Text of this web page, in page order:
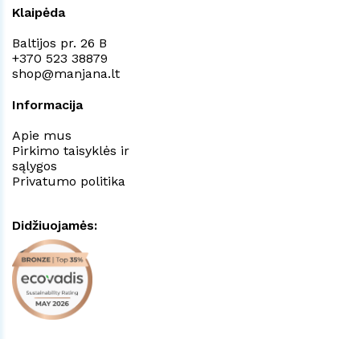
Klaipėda
Baltijos pr. 26 B
+370 523 38879
shop@manjana.lt
Informacija
Apie mus
Pirkimo taisyklės ir
sąlygos
Privatumo politika
Didžiuojamės: